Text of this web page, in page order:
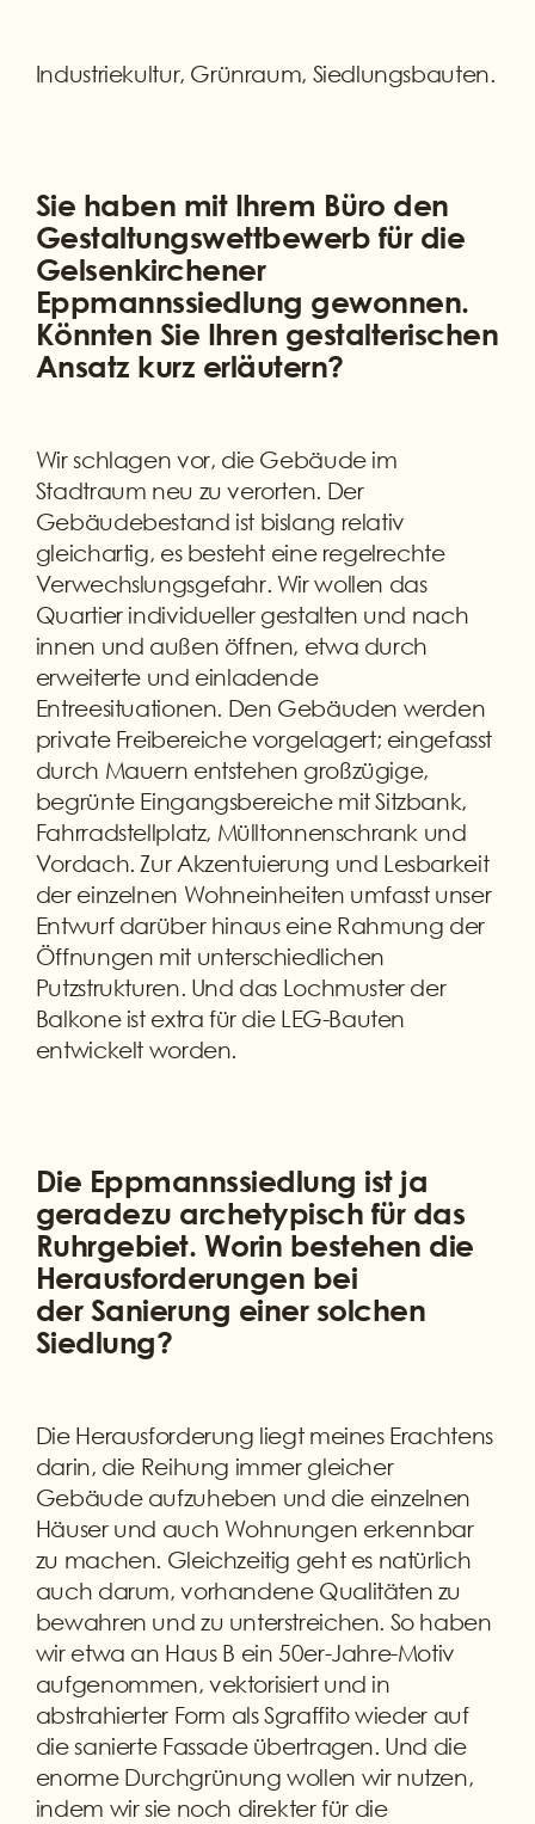
Industriekultur, Grünraum, Siedlungsbauten.
Sie haben mit Ihrem Büro den
Gestaltungswettbewerb für die
Gelsenkirchener
Eppmannssiedlung gewonnen.
Könnten Sie Ihren gestalterischen
Ansatz kurz erläutern?
Wir schlagen vor, die Gebäude im
Stadtraum neu zu verorten. Der
Gebäudebestand ist bislang relativ
gleichartig, es besteht eine regelrechte
Verwechslungsgefahr. Wir wollen das
Quartier individueller gestalten und nach
innen und außen öffnen, etwa durch
erweiterte und einladende
Entreesituationen. Den Gebäuden werden
private Freibereiche vorgelagert; eingefasst
durch Mauern entstehen großzügige,
begrünte Eingangsbereiche mit Sitzbank,
Fahrradstellplatz, Mülltonnenschrank und
Vordach. Zur Akzentuierung und Lesbarkeit
der einzelnen Wohneinheiten umfasst unser
Entwurf darüber hinaus eine Rahmung der
Öffnungen mit unterschiedlichen
Putzstrukturen. Und das Lochmuster der
Balkone ist extra für die LEG-Bauten
entwickelt worden.
Die Eppmannssiedlung ist ja
geradezu archetypisch für das
Ruhrgebiet. Worin bestehen die
Herausforderungen bei
der Sanierung einer solchen
Siedlung?
Die Herausforderung liegt meines Erachtens
darin, die Reihung immer gleicher
Gebäude aufzuheben und die einzelnen
Häuser und auch Wohnungen erkennbar
zu machen. Gleichzeitig geht es natürlich
auch darum, vorhandene Qualitäten zu
bewahren und zu unterstreichen. So haben
wir etwa an Haus B ein 50er-Jahre-Motiv
aufgenommen, vektorisiert und in
abstrahierter Form als Sgraffito wieder auf
die sanierte Fassade übertragen. Und die
enorme Durchgrünung wollen wir nutzen,
indem wir sie noch direkter für die